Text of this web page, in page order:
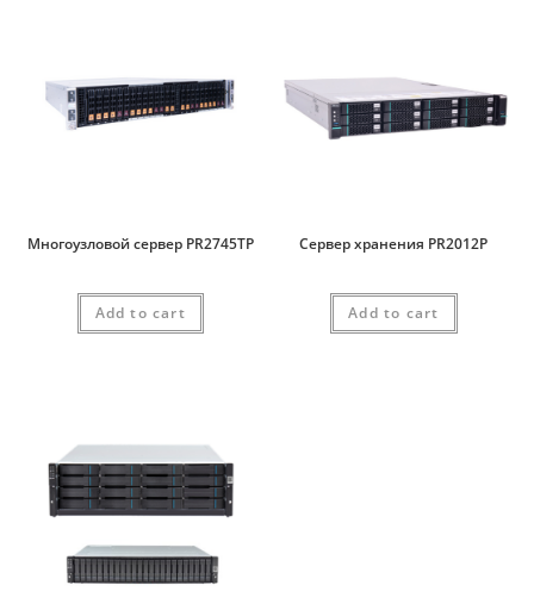
Многоузловой сервер PR2745TP
Add to cart
Сервер хранения PR2012P
Add to cart